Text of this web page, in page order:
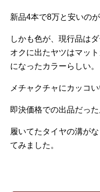
新品4本で8万と安いの
しかも色が、現行品は
オクに出たヤツはマッ
になったカラーらしい。
メチャクチャにカッコい
即決価格での出品だっ
履いてたタイヤの溝が
てみました。